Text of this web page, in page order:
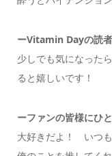
ーVitamin Dayの読
少しでも気になった
ると嬉しいです！
ーファンの皆様にひ
大好きだよ！ いつも